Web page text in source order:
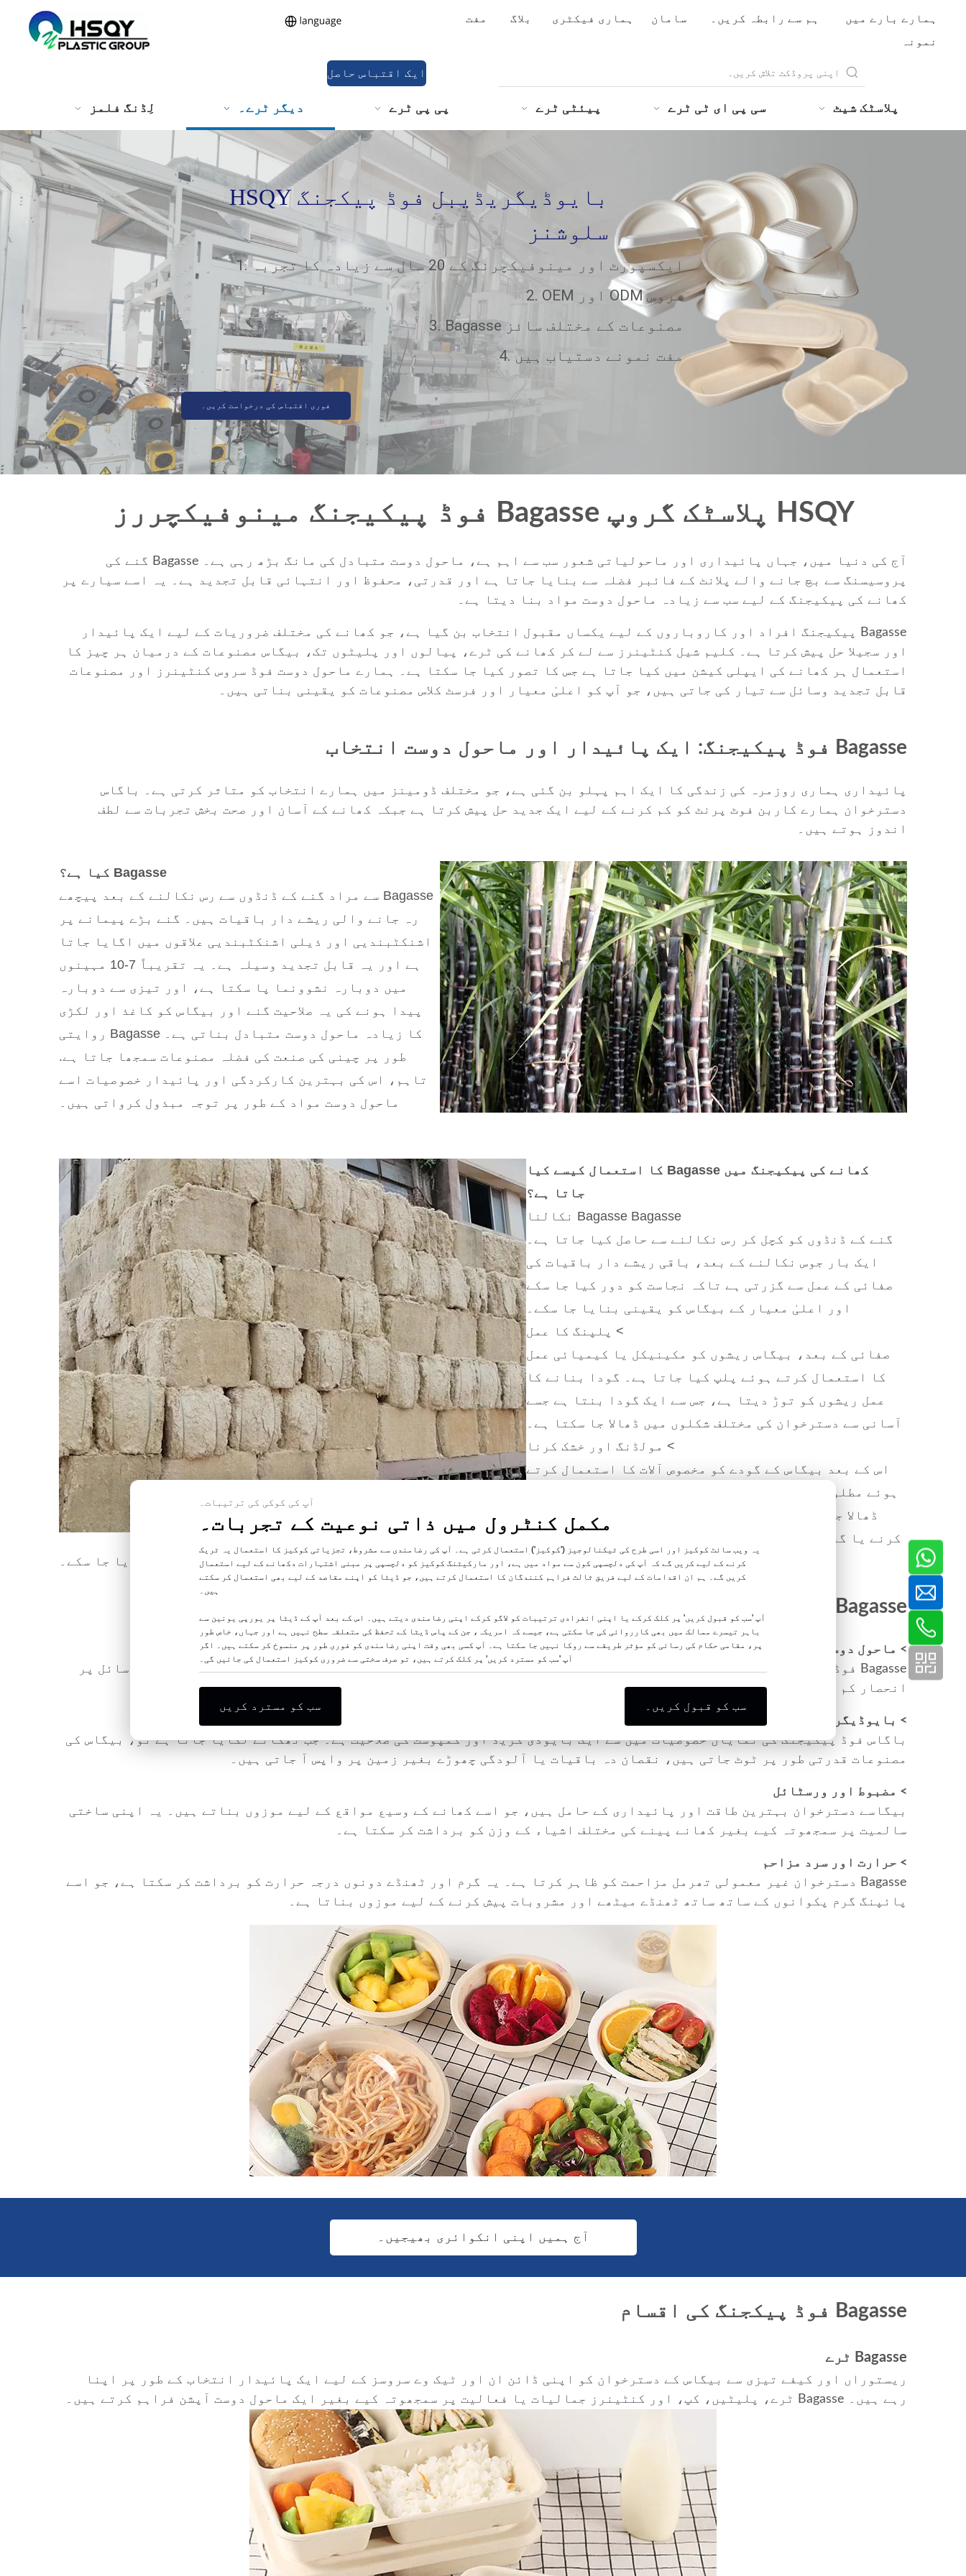
ہمارے بارے میں ہم سے رابطہ کریں۔ سامان ہماری فیکٹری بلاگ
مفت
نمونہ
ایک اقتباس حاصل
پلاسٹک شیٹ سی پی ای ٹی ٹرے پیئٹی ٹرے پی پی ٹرے دیگر ٹرے۔ لِڈنگ فلمز
HSQY بایوڈیگریڈیبل فوڈ پیکجنگ
سلوشنز
1. ایکسپورٹ اور مینوفیکچرنگ کے 20 سال سے زیادہ کا تجربہ
2. OEM اور ODM سروس
3. Bagasse مصنوعات کے مختلف سائز
4. مفت نمونے دستیاب ہیں
فوری اقتباس کی درخواست کریں۔
HSQY پلاسٹک گروپ Bagasse فوڈ پیکیجنگ مینوفیکچررز
آج کی دنیا میں، جہاں پائیداری اور ماحولیاتی شعور سب سے اہم ہے، ماحول دوست متبادل کی مانگ بڑھ رہی ہے۔ Bagasse گنے کی
پروسیسنگ سے بچ جانے والے پلانٹ کے فائبر فضلہ سے بنایا جاتا ہے اور قدرتی، محفوظ اور انتہائی قابل تجدید ہے۔ یہ اسے سیارے پر
کھانے کی پیکیجنگ کے لیے سب سے زیادہ ماحول دوست مواد بنا دیتا ہے۔
Bagasse پیکیجنگ افراد اور کاروباروں کے لیے یکساں مقبول انتخاب بن گیا ہے، جو کھانے کی مختلف ضروریات کے لیے ایک پائیدار
اور سجیلا حل پیش کرتا ہے۔ کلیم شیل کنٹینرز سے لے کر کھانے کی ٹرے، پیالوں اور پلیٹوں تک، بیگاس مصنوعات کے درمیان ہر چیز کا
استعمال ہر کھانے کی ایپلی کیشن میں کیا جاتا ہے جس کا تصور کیا جا سکتا ہے۔ ہمارے ماحول دوست فوڈ سروس کنٹینرز اور مصنوعات
قابل تجدید وسائل سے تیار کی جاتی ہیں، جو آپ کو اعلیٰ معیار اور فرسٹ کلاس مصنوعات کو یقینی بناتی ہیں۔
Bagasse فوڈ پیکیجنگ: ایک پائیدار اور ماحول دوست انتخاب
پائیداری ہماری روزمرہ کی زندگی کا ایک اہم پہلو بن گئی ہے، جو مختلف ڈومینز میں ہمارے انتخاب کو متاثر کرتی ہے۔ باگاس
دسترخوان ہمارے کاربن فوٹ پرنٹ کو کم کرنے کے لیے ایک جدید حل پیش کرتا ہے جبکہ کھانے کے آسان اور صحت بخش تجربات سے لطف
اندوز ہوتے ہیں۔
Bagasse کیا ہے؟
Bagasse سے مراد گنے کے ڈنڈوں سے رس نکالنے کے بعد پیچھے
رہ جانے والی ریشے دار باقیات ہیں۔ گنے بڑے پیمانے پر
اشنکٹبندیی اور ذیلی اشنکٹبندیی علاقوں میں اگایا جاتا
ہے اور یہ قابل تجدید وسیلہ ہے۔ یہ تقریباً 7-10 مہینوں
میں دوبارہ نشوونما پا سکتا ہے، اور تیزی سے دوبارہ
پیدا ہونے کی یہ صلاحیت گنے اور بیگاس کو کاغذ اور لکڑی
کا زیادہ ماحول دوست متبادل بناتی ہے۔ Bagasse روایتی
طور پر چینی کی صنعت کی فضلہ مصنوعات سمجھا جاتا ہے.
تاہم، اس کی بہترین کارکردگی اور پائیدار خصوصیات اسے
ماحول دوست مواد کے طور پر توجہ مبذول کرواتی ہیں۔
کھانے کی پیکیجنگ میں Bagasse کا استعمال کیسے کیا
جاتا ہے؟
گنے کے ڈنڈوں کو کچل کر رس نکالنے سے حاصل کیا جاتا ہے۔
ایک بار جوس نکالنے کے بعد، باقی ریشے دار باقیات کی
صفائی کے عمل سے گزرتی ہے تاکہ نجاست کو دور کیا جا سکے
اور اعلیٰ معیار کے بیگاس کو یقینی بنایا جا سکے۔
> پلپنگ کا عمل
صفائی کے بعد، بیگاس ریشوں کو مکینیکل یا کیمیائی عمل
کا استعمال کرتے ہوئے پلپ کیا جاتا ہے۔ گودا بنانے کا
عمل ریشوں کو توڑ دیتا ہے، جس سے ایک گودا بنتا ہے جسے
آسانی سے دسترخوان کی مختلف شکلوں میں ڈھالا جا سکتا ہے۔
> مولڈنگ اور خشک کرنا
اس کے بعد بیگاس کے گودے کو مخصوص آلات کا استعمال کرتے
ہوئے مطلوبہ شکلوں، جیسے پلیٹس، پیالے، کپ اور ٹرے میں
ڈھالا جاتا ہے۔ پھر ڈھالے ہوئے مصنوعات کو ہوا سے خشک
کرنے یا گرمی پر مبنی طریقوں سے خشک کیا جاتا ہے تاکہ ان
کی طاقت اور استحکام کو یقینی بنایا جا سکے۔
Bagasse فوڈ پیکیجنگ کے فوائد
> ماحول دوست اور پائیدار
Bagasse فوڈ پیکیجنگ قابل تجدید وسائل — گنے — سے بنائی گئی ہے جو کہ وافر مقدار میں دستیاب ہے۔ ہم غیر قابل تجدید وسائل پر
انحصار کم کرتے ہیں اور اپنے ماحول کے تحفظ میں اپنا حصہ ڈالتے ہیں۔
> بایوڈیگریڈیبل اور کمپوسٹ ایبل
باگاس فوڈ پیکیجنگ کی نمایاں خصوصیات میں سے ایک بایوڈی گریڈ اور کمپوسٹ کی صلاحیت ہے۔ جب ٹھکانے لگایا جاتا ہے تو، بیگاس کی
مصنوعات قدرتی طور پر ٹوٹ جاتی ہیں، نقصان دہ باقیات یا آلودگی چھوڑے بغیر زمین پر واپس آ جاتی ہیں۔
> مضبوط اور ورسٹائل
بیگاسے دسترخوان بہترین طاقت اور پائیداری کے حامل ہیں، جو اسے کھانے کے وسیع مواقع کے لیے موزوں بناتے ہیں۔ یہ اپنی ساختی
سالمیت پر سمجھوتہ کیے بغیر کھانے پینے کی مختلف اشیاء کے وزن کو برداشت کر سکتا ہے۔
> حرارت اور سرد مزاحم
Bagasse دسترخوان غیر معمولی تھرمل مزاحمت کو ظاہر کرتا ہے۔ یہ گرم اور ٹھنڈے دونوں درجہ حرارت کو برداشت کر سکتا ہے، جو اسے
پائپنگ گرم پکوانوں کے ساتھ ساتھ ٹھنڈے میٹھے اور مشروبات پیش کرنے کے لیے موزوں بناتا ہے۔
آج ہمیں اپنی انکوائری بھیجیں۔
Bagasse فوڈ پیکجنگ کی اقسام
Bagasse ٹرے
ریستوراں اور کیفے تیزی سے بیگاس کے دسترخوان کو اپنی ڈائن ان اور ٹیک وے سروسز کے لیے ایک پائیدار انتخاب کے طور پر اپنا
رہے ہیں۔ Bagasse ٹرے، پلیٹیں، کپ، اور کنٹینرز جمالیات یا فعالیت پر سمجھوتہ کیے بغیر ایک ماحول دوست آپشن فراہم کرتے ہیں۔
آپ کی کوکی کی ترتیبات۔
مکمل کنٹرول میں ذاتی نوعیت کے تجربات۔
یہ ویب سائٹ کوکیز اور اسی طرح کی ٹیکنالوجیز ('کوکیز') استعمال کرتی ہے۔ آپ کی رضامندی سے مشروط، تجزیاتی کوکیز کا استعمال یہ ٹریک
کرنے کے لیے کریں گے کہ آپ کی دلچسپی کون سے مواد میں ہے، اور مارکیٹنگ کوکیز کو دلچسپی پر مبنی اشتہارات دکھانے کے لیے استعمال
کریں گے۔ ہم ان اقدامات کے لیے فریق ثالث فراہم کنندگان کا استعمال کرتے ہیں، جو ڈیٹا کو اپنے مقاصد کے لیے بھی استعمال کر سکتے
ہیں۔
آپ 'سب کو قبول کریں' پر کلک کرکے یا اپنی انفرادی ترتیبات کو لاگو کرکے اپنی رضامندی دیتے ہیں۔ اس کے بعد آپ کے ڈیٹا پر یورپی یونین سے
باہر تیسرے ممالک میں بھی کارروائی کی جا سکتی ہے، جیسے کہ امریکہ، جن کے پاس ڈیٹا کے تحفظ کی متعلقہ سطح نہیں ہے اور جہاں، خاص طور
پر، مقامی حکام کی رسائی کو مؤثر طریقے سے روکا نہیں جا سکتا ہے۔ آپ کسی بھی وقت اپنی رضامندی کو فوری طور پر منسوخ کر سکتے ہیں۔ اگر
آپ 'سب کو مسترد کریں' پر کلک کرتے ہیں، تو صرف سختی سے ضروری کوکیز استعمال کی جائیں گی۔
سب کو مسترد کریں سب کو قبول کریں۔